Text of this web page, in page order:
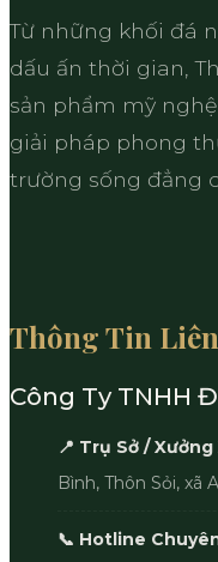
Từ những khối đá
dấu ấn thời gian,
sản phẩm mỹ
giải pháp phong
trường sống đẳng
Thông Tin
Công Ty TNHH
📍 Trụ Sở /
Bình, Thôn Sỏi, xã
📞 Hotline